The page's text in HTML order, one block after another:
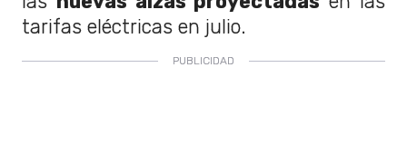
tarifas eléctricas en julio.